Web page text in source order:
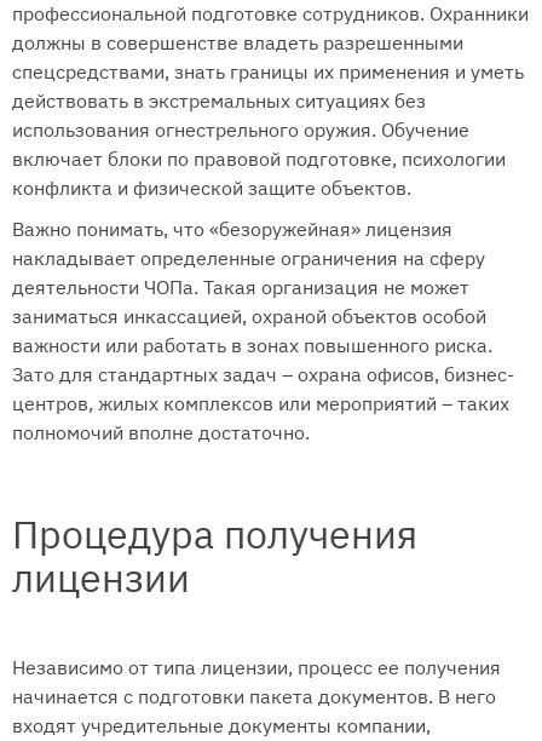
профессиональной подготовке сотрудников. Охранники
должны в совершенстве владеть разрешенными
спецсредствами, знать границы их применения и уметь
действовать в экстремальных ситуациях без
использования огнестрельного оружия. Обучение
включает блоки по правовой подготовке, психологии
конфликта и физической защите объектов.
Важно понимать, что «безоружейная» лицензия
накладывает определенные ограничения на сферу
деятельности ЧОПа. Такая организация не может
заниматься инкассацией, охраной объектов особой
важности или работать в зонах повышенного риска.
Зато для стандартных задач – охрана офисов, бизнес-
центров, жилых комплексов или мероприятий – таких
полномочий вполне достаточно.
Процедура получения
лицензии
Независимо от типа лицензии, процесс ее получения
начинается с подготовки пакета документов. В него
входят учредительные документы компании,